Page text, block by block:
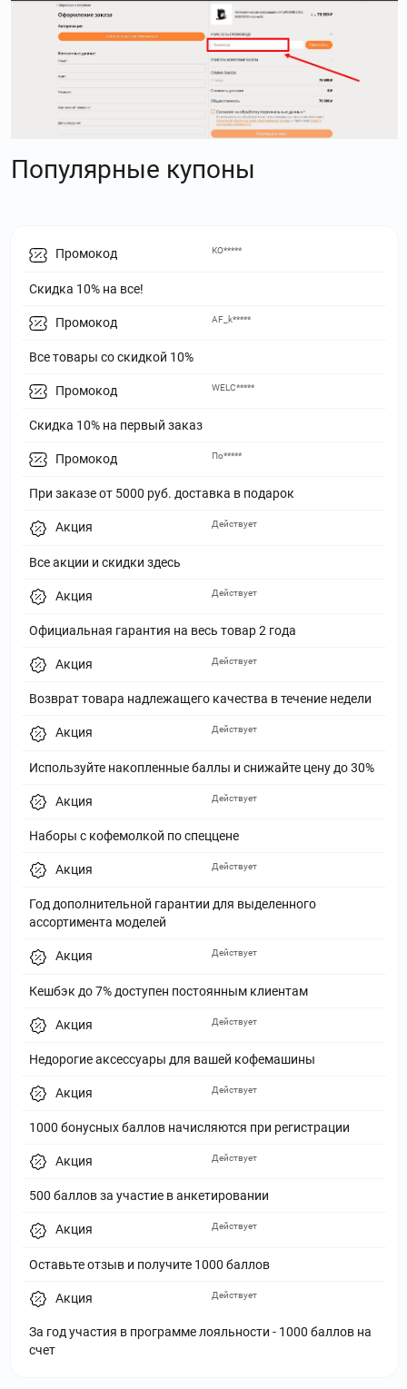
Популярные купоны
Промокод
Скидка 10% на все!
КО*****
Промокод
Все товары со скидкой 10%
AF_k*****
Промокод
Скидка 10% на первый заказ
WELC*****
Промокод
При заказе от 5000 руб. доставка в подарок
По*****
Акция
Все акции и скидки здесь
Действует
Акция
Официальная гарантия на весь товар 2 года
Действует
Акция
Возврат товара надлежащего качества в течение недели
Действует
Акция
Используйте накопленные баллы и снижайте цену до 30%
Действует
Акция
Наборы с кофемолкой по спеццене
Действует
Акция
Год дополнительной гарантии для выделенного
ассортимента моделей
Действует
Акция
Кешбэк до 7% доступен постоянным клиентам
Действует
Акция
Недорогие аксессуары для вашей кофемашины
Действует
Акция
1000 бонусных баллов начисляются при регистрации
Действует
Акция
500 баллов за участие в анкетировании
Действует
Акция
Оставьте отзыв и получите 1000 баллов
Действует
Акция
За год участия в программе лояльности - 1000 баллов на
счет
Действует